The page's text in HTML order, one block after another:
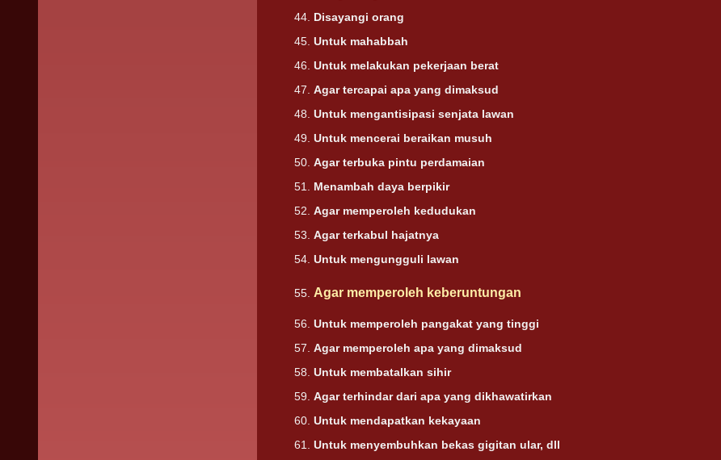
Disayangi orang
Untuk mahabbah
Untuk melakukan pekerjaan berat
Agar tercapai apa yang dimaksud
Untuk mengantisipasi senjata lawan
Untuk mencerai beraikan musuh
Agar terbuka pintu perdamaian
Menambah daya berpikir
Agar memperoleh kedudukan
Agar terkabul hajatnya
Untuk mengungguli lawan
Agar memperoleh keberuntungan
Untuk memperoleh pangakat yang tinggi
Agar memperoleh apa yang dimaksud
Untuk membatalkan sihir
Agar terhindar dari apa yang dikhawatirkan
Untuk mendapatkan kekayaan
Untuk menyembuhkan bekas gigitan ular, dll